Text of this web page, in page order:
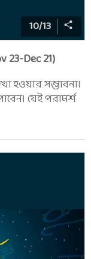
10/13
23-Dec 21)
হওয়ার সম্ভাবনা।
যেই পরামর্শ